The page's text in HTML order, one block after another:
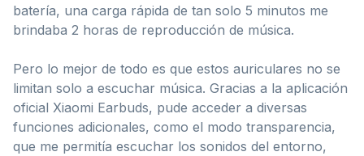
batería, una carga rápida de tan solo 5 minutos me
brindaba 2 horas de reproducción de música.
Pero lo mejor de todo es que estos auriculares no se
limitan solo a escuchar música. Gracias a la aplicación
oficial Xiaomi Earbuds, pude acceder a diversas
funciones adicionales, como el modo transparencia,
que me permitía escuchar los sonidos del entorno,